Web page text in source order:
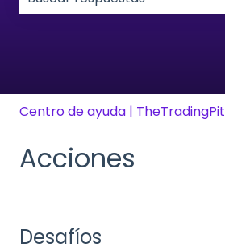
Centro de ayuda | TheTradingPit
Acciones
Desafíos